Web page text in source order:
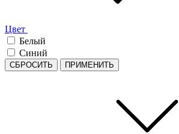
Цвет
Белый
Синий
СБРОСИТЬ ПРИМЕНИТЬ